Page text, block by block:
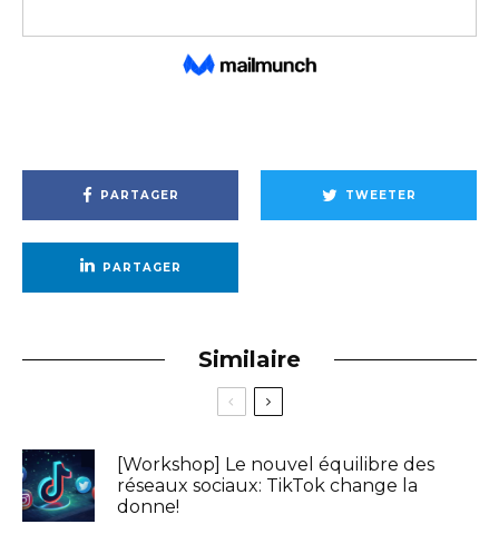
PARTAGER TWEETER
PARTAGER
Similaire
[Workshop] Le nouvel équilibre des
réseaux sociaux: TikTok change la
donne!